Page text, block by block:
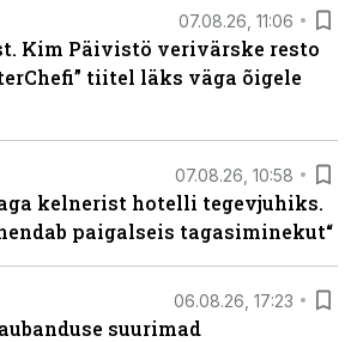
07.08.26, 11:06
Kim Päivistö verivärske resto
tiitel läks väga õigele
07.08.26, 10:58
kelnerist hotelli tegevjuhiks.
paigalseis tagasiminekut“
06.08.26, 17:23
suurimad